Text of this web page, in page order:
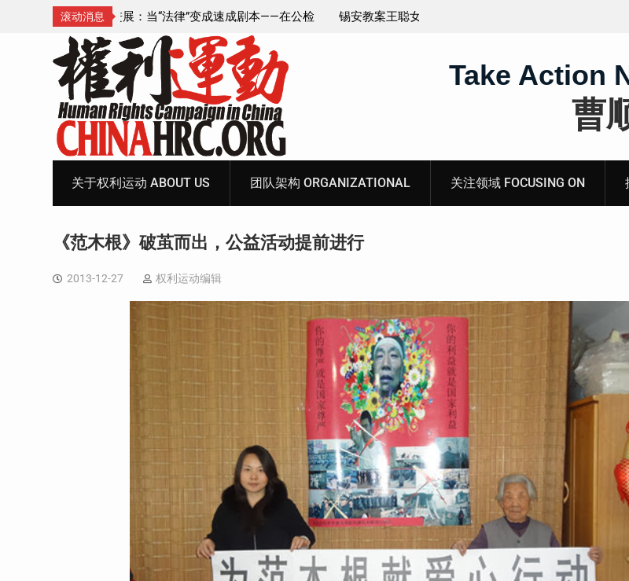
滚动消息
速成剧本——在公检 锡安教案王聪女士被抓更多细节曝光 之一
Take Action
曹
关于权利运动 ABOUT US 团队架构 ORGANIZATIONAL 关注领域 FOCUSING ON
《范木根》破茧而出，公益活动提前进行
2013-12-27 权利运动编辑